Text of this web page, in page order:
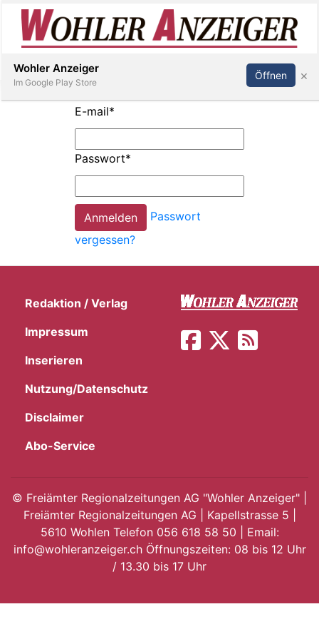
E-
App
Inserieren Abonnieren Anmelden
E-mail*
Passwort*
Passwort
vergessen?
Redaktion / Verlag
Impressum
Inserieren
Nutzung/Datenschutz
Disclaimer
Abo-Service
© Freiämter Regionalzeitungen AG "Wohler Anzeiger" |
Freiämter Regionalzeitungen AG | Kapellstrasse 5 |
5610 Wohlen Telefon 056 618 58 50 | Email:
info@wohleranzeiger.ch Öffnungszeiten: 08 bis 12 Uhr
/ 13.30 bis 17 Uhr
Wohler Anzeiger
Im Google Play Store
Öffnen ×